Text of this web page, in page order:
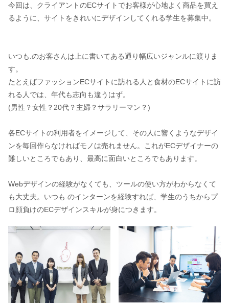
今回は、クライアントのECサイトでお客様が心地よく商品を買え
るように、サイトをきれいにデザインしてくれる学生を募集中。
いつも.のお客さんは上に書いてある通り幅広いジャンルに渡りま
す。
たとえばファッションECサイトに訪れる人と食材のECサイトに訪
れる人では、年代も志向も違うはず。
(男性？女性？20代？主婦？サラリーマン？)
各ECサイトの利用者をイメージして、その人に響くようなデザイ
ンを毎回作らなければモノは売れません。これがECデザイナーの
難しいところでもあり、最高に面白いところでもあります。
Webデザインの経験がなくても、ツールの使い方がわからなくて
も大丈夫。いつも.のインターンを経験すれば、学生のうちからプ
ロ顔負けのECデザインスキルが身につきます。